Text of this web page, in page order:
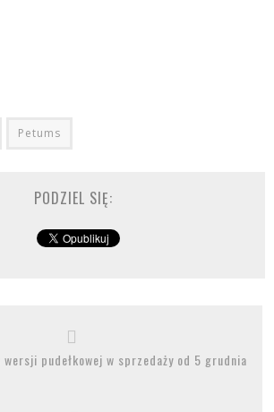
Petums
PODZIEL SIĘ:
pudełkowej w sprzedaży od 5 grudnia